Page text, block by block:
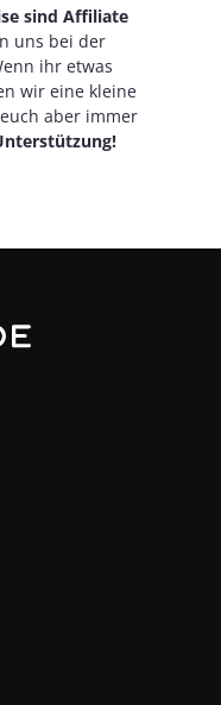
sind Affiliate
uns bei der
ihr etwas
wir eine kleine
aber immer